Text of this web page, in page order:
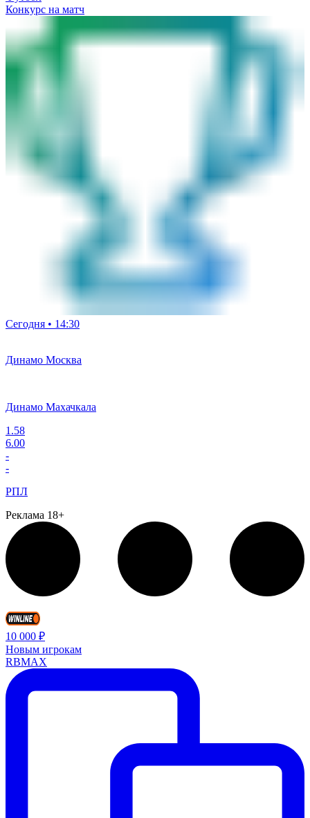
Конкурс на матч
Сегодня • 14:30
Динамо Москва
Динамо Махачкала
1.58
6.00
-
-
РПЛ
Реклама 18+
10 000 ₽
Новым игрокам
RBMAX